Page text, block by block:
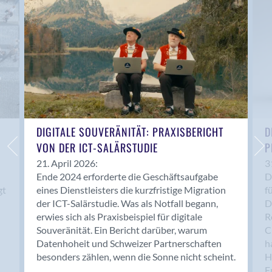
Anwil
Appenzell
Au SG
Baar
Baden
Balsthal
Balzers
Basel
Bassersdorf
Belp
Bendern
Benken (SG)
Bergdietikon
Berlin
Bern
Bern - Liebefeld
DIGITALE SOUVERÄNITÄT: PRAXISBERICHT
VON DER ICT-SALÄRSTUDIE
21. April 2026:
Ende 2024 erforderte die Geschäftsaufgabe
eines Dienstleisters die kurzfristige Migration
der ICT-Salärstudie. Was als Notfall begann,
erwies sich als Praxisbeispiel für digitale
Souveränität. Ein Bericht darüber, warum
Datenhoheit und Schweizer Partnerschaften
besonders zählen, wenn die Sonne nicht scheint.